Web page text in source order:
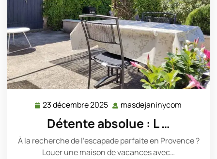
23 décembre 2025 23
décembre
2025
masdejaninycom
Détente absolue : L …
À la recherche de l'escapade parfaite en Provence ?
Louer une maison de vacances avec…